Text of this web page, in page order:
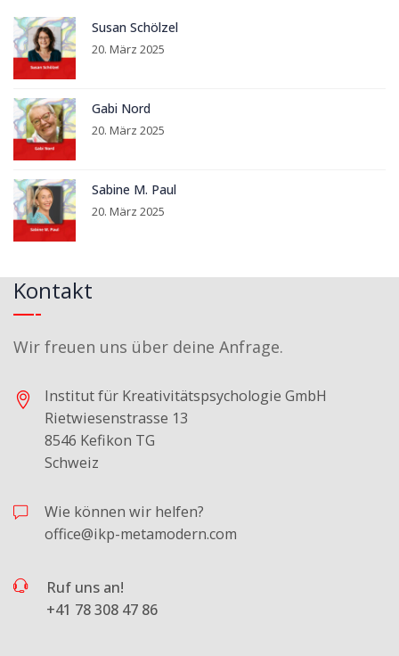
Susan Schölzel
20. März 2025
Gabi Nord
20. März 2025
Sabine M. Paul
20. März 2025
Kontakt
Wir freuen uns über deine Anfrage.
Institut für Kreativitätspsychologie GmbH
Rietwiesenstrasse 13
8546 Kefikon TG
Schweiz
Wie können wir helfen?
office@ikp-metamodern.com
Ruf uns an!
+41 78 308 47 86